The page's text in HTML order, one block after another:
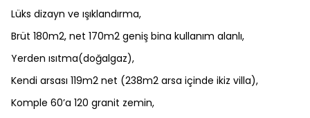
Lüks dizayn ve ışıklandırma,
Brüt 180m2, net 170m2 geniş bina kullanım alanlı,
Yerden ısıtma(doğalgaz),
Kendi arsası 119m2 net (238m2 arsa içinde ikiz villa),
Komple 60’a 120 granit zemin,